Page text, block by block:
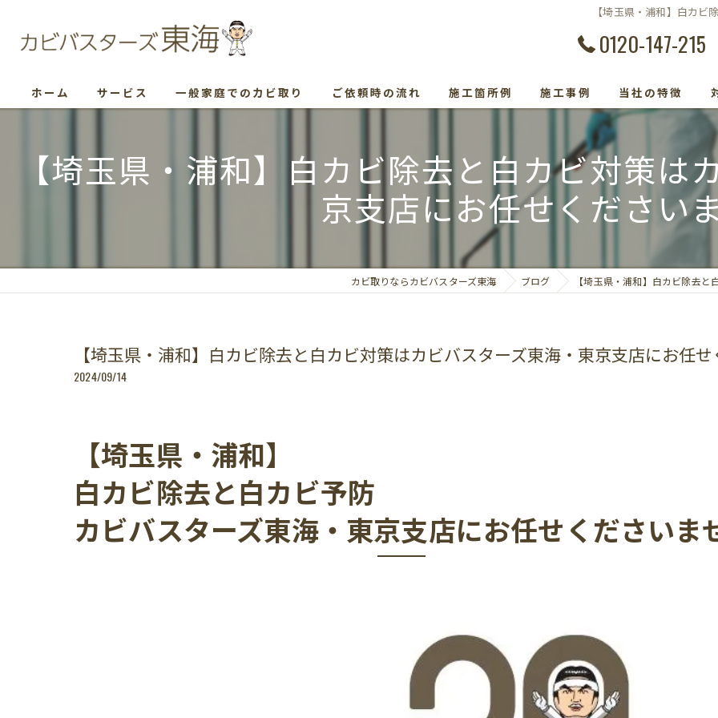
【埼玉県・浦和】白カ
0120-147-215
ホーム サービス 一般家庭でのカビ取り ご依頼時の流れ 施工箇所例 施工事例 当社の特徴
防カビ
カビ取り専門
カビ検査
【埼玉県・浦和】白カビ除去と白カビ対策は
京支店にお任せください
カビ取りならカビバスターズ東海 ブログ 【埼玉県・浦和】白カビ除去
【埼玉県・浦和】白カビ除去と白カビ対策はカビバスターズ東海・東京支店にお任
2024/09/14
【埼玉県・浦和】
白カビ除去と白カビ予防
カビバスターズ東海・東京支店にお任せくださいま